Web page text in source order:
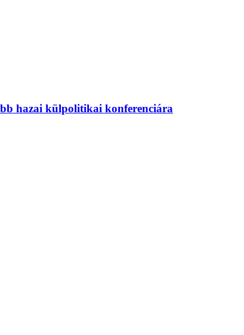
hazai külpolitikai konferenciára